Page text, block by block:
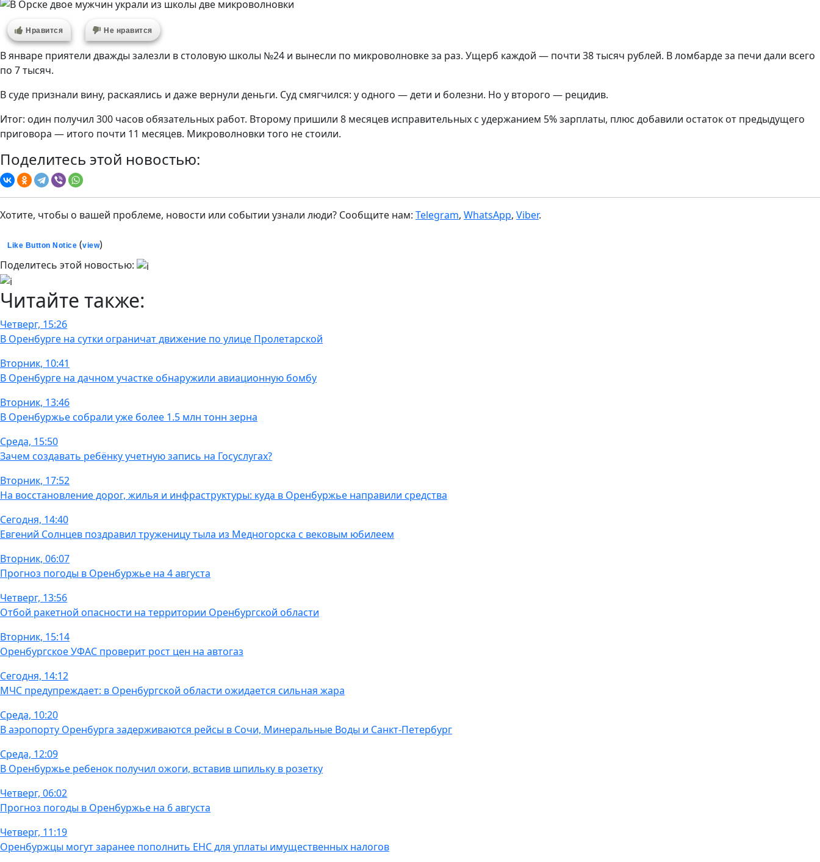
Нравится Не нравится
В январе приятели дважды залезли в столовую школы №24 и вынесли по микроволновке за раз. Ущерб каждой — почти 38 тысяч рублей. В ломбарде за печи дали всего
по 7 тысяч.
В суде признали вину, раскаялись и даже вернули деньги. Суд смягчился: у одного — дети и болезни. Но у второго — рецидив.
Итог: один получил 300 часов обязательных работ. Второму пришили 8 месяцев исправительных с удержанием 5% зарплаты, плюс добавили остаток от предыдущего
приговора — итого почти 11 месяцев. Микроволновки того не стоили.
Поделитесь этой новостью:
Хотите, чтобы о вашей проблеме, новости или событии узнали люди? Сообщите нам: Telegram, WhatsApp, Viber.
Like Button Notice (view)
Поделитесь этой новостью:
Читайте также:
Четверг, 15:26
В Оренбурге на сутки ограничат движение по улице Пролетарской
Вторник, 10:41
В Оренбурге на дачном участке обнаружили авиационную бомбу
Вторник, 13:46
В Оренбуржье собрали уже более 1.5 млн тонн зерна
Среда, 15:50
Зачем создавать ребёнку учетную запись на Госуслугах?
Вторник, 17:52
На восстановление дорог, жилья и инфраструктуры: куда в Оренбуржье направили средства
Сегодня, 14:40
Евгений Солнцев поздравил труженицу тыла из Медногорска с вековым юбилеем
Вторник, 06:07
Прогноз погоды в Оренбуржье на 4 августа
Четверг, 13:56
Отбой ракетной опасности на территории Оренбургской области
Вторник, 15:14
Оренбургское УФАС проверит рост цен на автогаз
Сегодня, 14:12
МЧС предупреждает: в Оренбургской области ожидается сильная жара
Среда, 10:20
В аэропорту Оренбурга задерживаются рейсы в Сочи, Минеральные Воды и Санкт-Петербург
Среда, 12:09
В Оренбуржье ребенок получил ожоги, вставив шпильку в розетку
Четверг, 06:02
Прогноз погоды в Оренбуржье на 6 августа
Четверг, 11:19
Оренбуржцы могут заранее пополнить ЕНС для уплаты имущественных налогов